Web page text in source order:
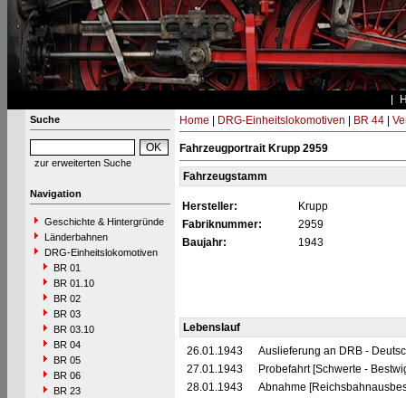
Suche
zur erweiterten Suche
Navigation
Geschichte & Hintergründe
Länderbahnen
DRG-Einheitslokomotiven
BR 01
BR 01.10
BR 02
BR 03
BR 03.10
BR 04
BR 05
BR 06
BR 23
Home DRG-Einheitslokomotiven BR 44|
Fahrzeugportrait Krupp 2959
Fahrzeugstamm
Hersteller:
Krupp
Fabriknummer:
2959
Baujahr:
1943
Lebenslauf
26.01.1943
Auslieferung an DRB -
27.01.1943
Probefahrt [Schwerte -
28.01.1943
Abnahme